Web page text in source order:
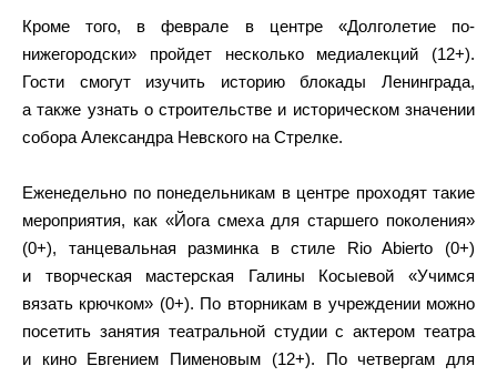
Кроме того, в феврале в центре «Долголетие по-
нижегородски» пройдет несколько медиалекций (12+).
Гости смогут изучить историю блокады Ленинграда,
а также узнать о строительстве и историческом значении
собора Александра Невского на Стрелке.
Еженедельно по понедельникам в центре проходят такие
мероприятия, как «Йога смеха для старшего поколения»
(0+), танцевальная разминка в стиле Rio Abierto (0+)
и творческая мастерская Галины Косыевой «Учимся
вязать крючком» (0+). По вторникам в учреждении можно
посетить занятия театральной студии с актером театра
и кино Евгением Пименовым (12+). По четвергам для